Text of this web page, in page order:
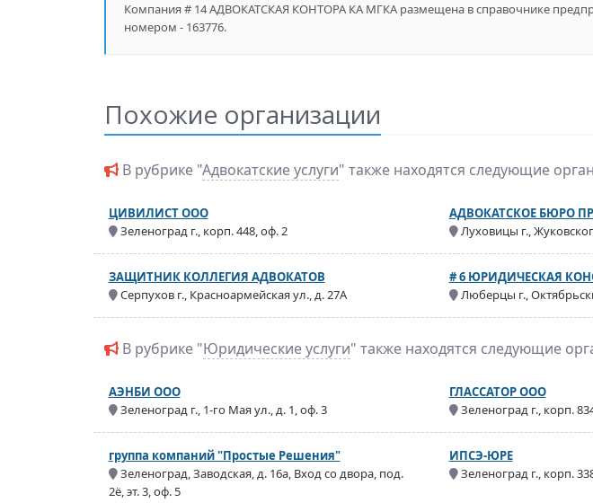
Компания # 14 АДВОКАТСКАЯ КОНТОРА КА МГКА размещена в справочнике
номером - 163776.
Похожие организации
В рубрике "Адвокатские услуги" также находятся следующие
ЦИВИЛИСТ ООО
Зеленоград г., корп. 448, оф. 2
АДВОКАТСКОЕ БЮРО
Луховицы г.,
ЗАЩИТНИК КОЛЛЕГИЯ АДВОКАТОВ
Серпухов г., Красноармейская ул., д. 27А
# 6 ЮРИДИЧЕСКАЯ
Люберцы г.,
В рубрике "Юридические услуги" также находятся следующие
АЭНБИ ООО
Зеленоград г., 1-го Мая ул., д. 1, оф. 3
ГЛАССАТОР ООО
Зеленоград г., корп.
группа компаний "Простые Решения"
Зеленоград, Заводская, д. 16а, Вход со двора, под.
2ё, эт. 3, оф. 5
ИПСЭ-ЮРЕ
Зеленоград г., корп.